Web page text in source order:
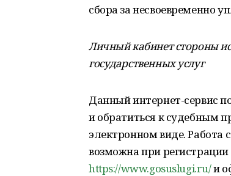
сбора за несвоевременно
Личный кабинет стороны
государственных услуг
Данный интернет-сервис
и обратиться к судебным
электронном виде. Работа
возможна при
https://www.gosuslugi.ru/и